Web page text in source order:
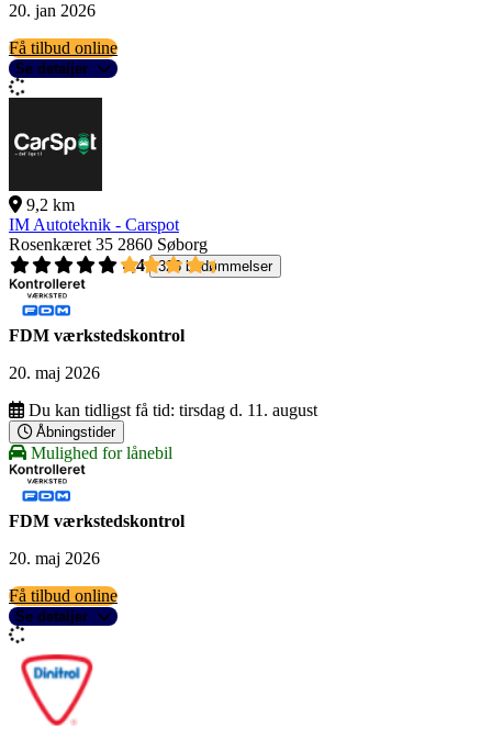
20. jan 2026
Få tilbud online
Se detaljer
9,2 km
IM Autoteknik - Carspot
Rosenkæret 35 2860 Søborg
4,4
326 bedømmelser
FDM værkstedskontrol
20. maj 2026
Du kan tidligst få tid: tirsdag d. 11. august
Åbningstider
Mulighed for lånebil
FDM værkstedskontrol
20. maj 2026
Få tilbud online
Se detaljer